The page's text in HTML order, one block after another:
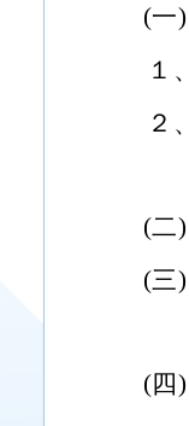
(一)
１、
２、
(二)
(三)
(四)